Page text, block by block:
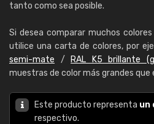
tanto como sea posible.
Si desea comparar muchos
utilice una carta de colores, por
semi-mate / RAL K5 brillante
muestras de color más grandes que
Este producto representa un
respectivo.